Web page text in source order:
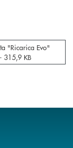
"Ricarica Evo"
315,9 KB